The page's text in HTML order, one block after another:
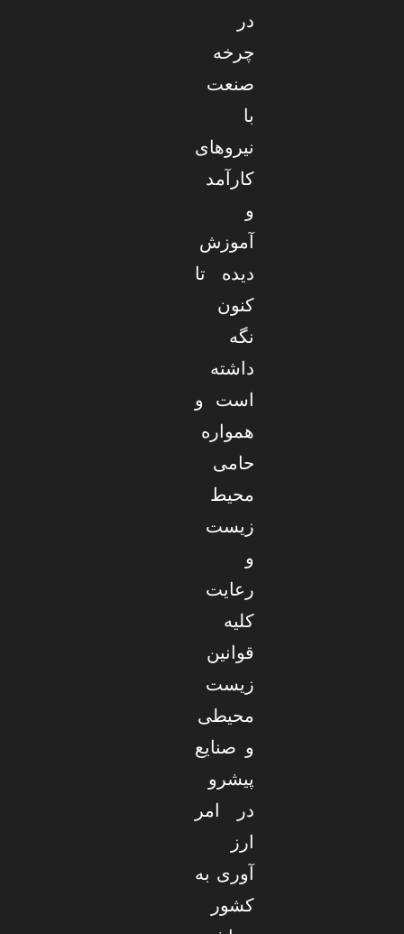
در
چرخه
صنعت
با
نیروهای
کارآمد
و
آموزش
دیده تا
کنون
نگه
داشته
است و
همواره
حامی
محیط
زیست
و
رعایت
کلیه
قوانین
زیست
محیطی
و صنایع
پیشرو
در امر
ارز
آوری به
کشور